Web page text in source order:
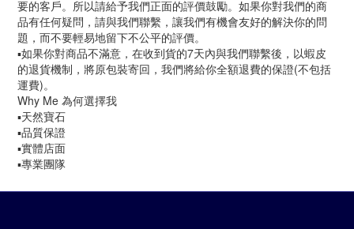
要的客戶。所以請給予我們正面的評價鼓勵。如果你對我們的商
品有任何疑問，請與我們聯繫，讓我們有機會友好的解決你的問
題，而不要輕易地留下不公平的評價。
▪️如果你對商品不滿意，在收到貨的7天內與我們聯繫後，以蝦皮
的退貨機制，將原包裝寄回，我們將給你全額退費的保證(不包括
運費)。
Why Me 為何選擇我
▪️天然寶石
▪️品質保證
▪️實體店面
▪️專業團隊